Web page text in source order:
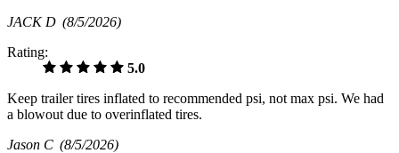
JACK D (8/5/2026)
Rating:
5.0
Keep trailer tires inflated to recommended psi, not max psi. We had
a blowout due to overinflated tires.
Jason C (8/5/2026)